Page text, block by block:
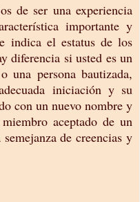
de ser una experiencia
importante y
indica el estatus de los
diferencia si usted es un
una persona bautizada,
iniciación y su
con un nuevo nombre y
aceptado de un
de creencias y